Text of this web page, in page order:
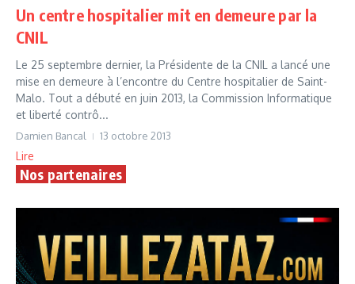
Un centre hospitalier mit en demeure par la
CNIL
Le 25 septembre dernier, la Présidente de la CNIL a lancé une
mise en demeure à l’encontre du Centre hospitalier de Saint-
Malo. Tout a débuté en juin 2013, la Commission Informatique
et liberté contrô...
Damien Bancal 13 octobre 2013
Lire
Nos partenaires